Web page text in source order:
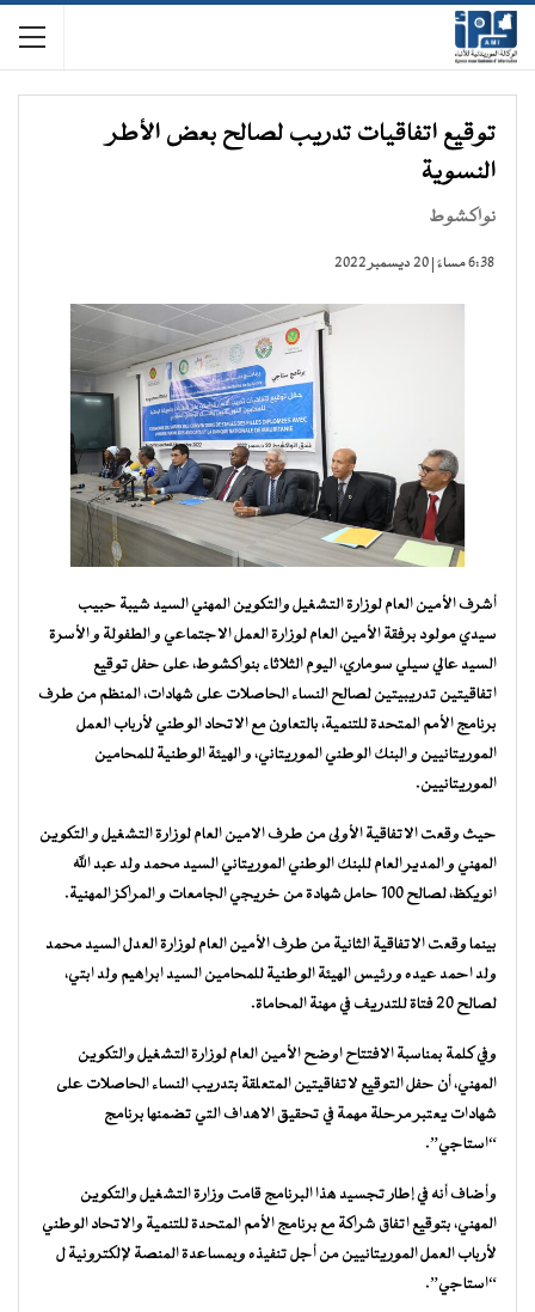
توقيع اتفاقيات تدريب لصالح بعض الأطر
النسوية
نواكشوط
6:38 مساءً | 20 ديسمبر 2022
أشرف الأمين العام لوزارة التشغيل والتكوين المهني السيد شيبة حبيب
سيدي مولود برفقة الأمين العام لوزارة العمل الاجتماعي و الطفولة و الأسرة
السيد عالي سيلي سوماري، اليوم الثلاثاء بنواكشوط، على حفل توقيع
اتفاقيتين تدريبيتين لصالح النساء الحاصلات على شهادات، المنظم من طرف
برنامج الأمم المتحدة للتنمية، بالتعاون مع الاتحاد الوطني لأرباب العمل
الموريتانيين و البنك الوطني الموريتاني، و الهيئة الوطنية للمحامين
الموريتانيين.
حيث وقعت الاتفاقية الأولى من طرف الامين العام لوزارة التشغيل و التكوين
المهني و المدير العام للبنك الوطني الموريتاني السيد محمد ولد عبد الله
انويكظ، لصالح 100 حامل شهادة من خريجي الجامعات و المراكز المهنية.
بينما وقعت الاتفاقية الثانية من طرف الأمين العام لوزارة العدل السيد محمد
ولد احمد عيده و رئيس الهيئة الوطنية للمحامين السيد ابراهيم ولد ابتي،
لصالح 20 فتاة للتدريف في مهنة المحاماة.
وفي كلمة بمناسبة الافتتاح اوضح الأمين العام لوزارة التشغيل والتكوين
المهني، أن حفل التوقيع لاتفاقيتين المتعلقة بتدريب النساء الحاصلات على
شهادات يعتبر مرحلة مهمة في تحقيق الاهداف التي تضمنها برنامج
“استاجي”.
وأضاف أنه في إطار تجسيد هذا البرنامج قامت وزارة التشغيل والتكوين
المهني، بتوقيع اتفاق شراكة مع برنامج الأمم المتحدة للتنمية والاتحاد الوطني
لأرباب العمل الموريتانيين من أجل تنفيذه وبمساعدة المنصة لإلكترونية ل
“استاجي”.